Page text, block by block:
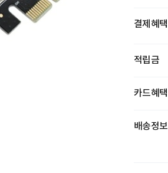
결제혜택
적립금
카드혜택
배송정보